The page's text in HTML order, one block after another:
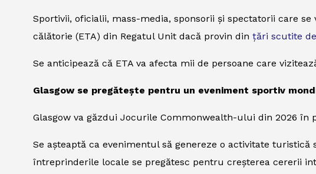
Sportivii, oficialii, mass-media, sponsorii și spectatorii care
călătorie (ETA) din Regatul Unit dacă provin din țări scutite
Se anticipează că ETA va afecta mii de persoane care
Glasgow se pregătește pentru un eveniment sportiv
Glasgow va găzdui Jocurile Commonwealth-ului din 2026
Se așteaptă ca evenimentul să genereze o activitate
întreprinderile locale se pregătesc pentru creșterea cererii